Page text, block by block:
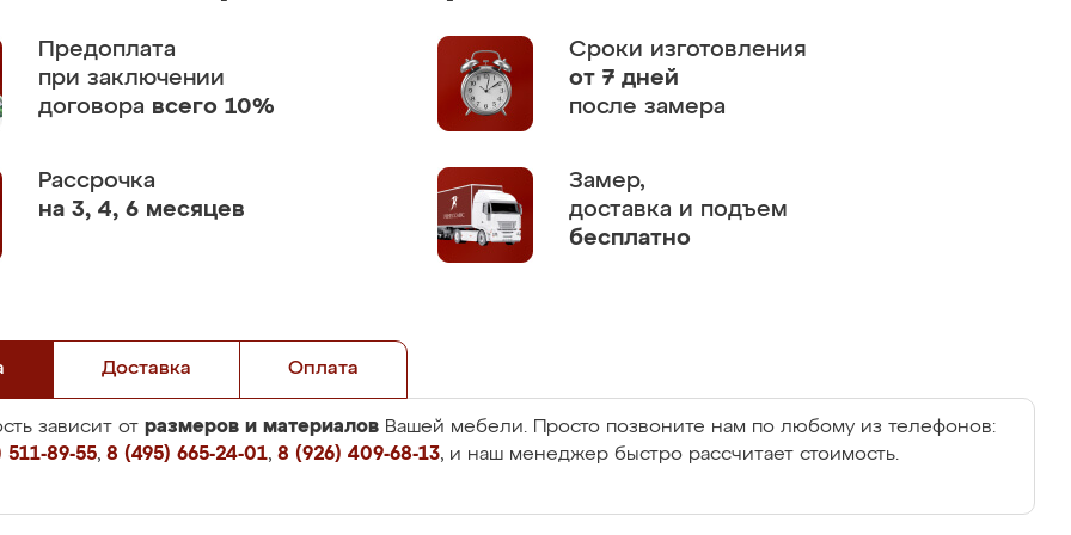
Предоплата
при заключении
договора всего 10%
Сроки изготовления
от 7 дней
после замера
Рассрочка
на 3, 4, 6 месяцев
Замер,
доставка и подъем
бесплатно
Доставка Оплата
зависит от размеров и материалов Вашей мебели. Просто позвоните нам по любому из телефонов:
89-55, 8 (495) 665-24-01, 8 (926) 409-68-13, и наш менеджер быстро рассчитает стоимость.